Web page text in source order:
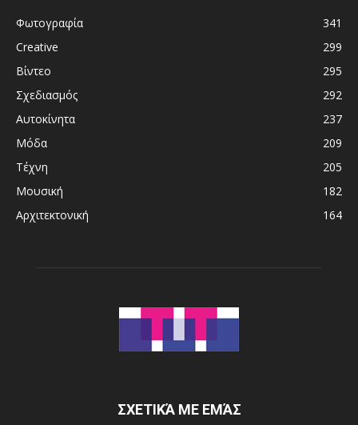
Φωτογραφία
341
Creative
299
Βίντεο
295
Σχεδιασμός
292
Αυτοκίνητα
237
Μόδα
209
Τέχνη
205
Μουσική
182
Αρχιτεκτονική
164
ΣΧΕΤΙΚΆ ΜΕ ΕΜΆΣ